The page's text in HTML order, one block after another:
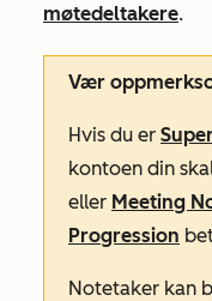
møtedeltakere.
Vær
Hvis du er
kontoen din
eller Meeting
Progression
Notetaker kan